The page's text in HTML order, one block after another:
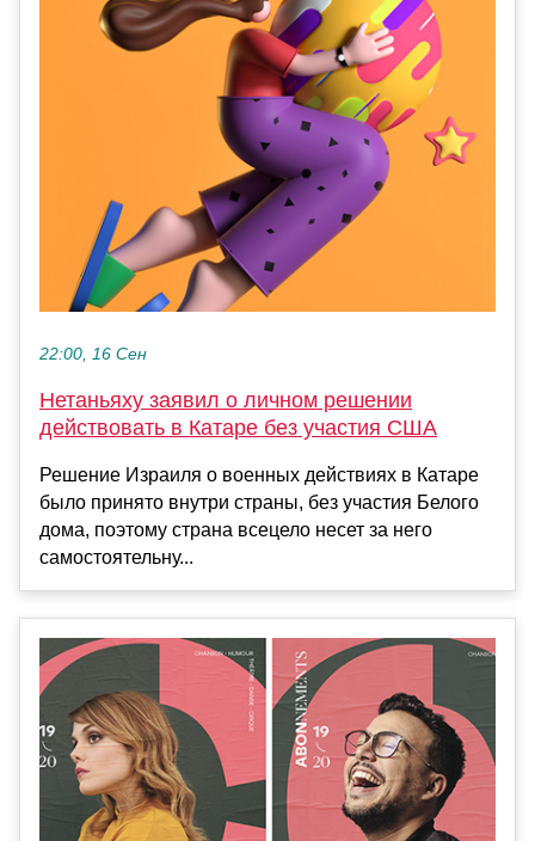
22:00, 16 Сен
Нетаньяху заявил о личном решении
действовать в Катаре без участия США
Решение Израиля о военных действиях в Катаре
было принято внутри страны, без участия Белого
дома, поэтому страна всецело несет за него
самостоятельну...